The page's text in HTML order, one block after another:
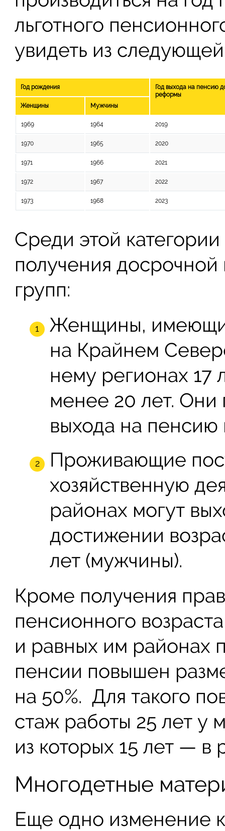
льготного
увидеть из
Год рождения
Год выхода на пенсию
реформы
Женщины
Мужчины
1969 1964 2019
1970 1965 2020
1971 1966 2021
1972 1967 2022
1973 1968 2023
Среди этой
получения
групп:
Женщины,
на Крайнем
нему регионах 17
менее 20 лет.
выхода на пенсию
Проживающие
хозяйственную
районах могут
достижении
лет (мужчины).
Кроме получения
пенсионного
и равных им районах
пенсии повышен
на 50%. Для такого
стаж работы 25 лет у
из которых 15 лет — в
Многодетные
Еще одно изменение